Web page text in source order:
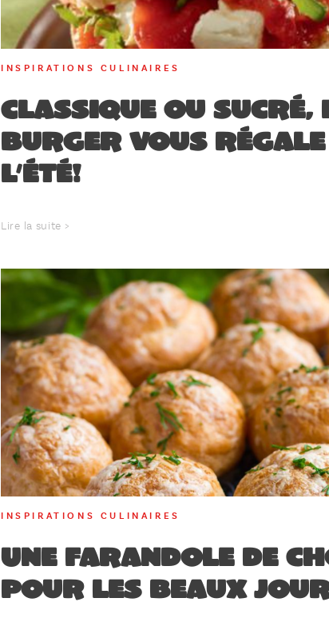
INSPIRATIONS CULINAIRES
Classique ou sucré,
burger vous
l’été!
Lire la suite >
INSPIRATIONS CULINAIRES
Une farandole de
pour les beaux